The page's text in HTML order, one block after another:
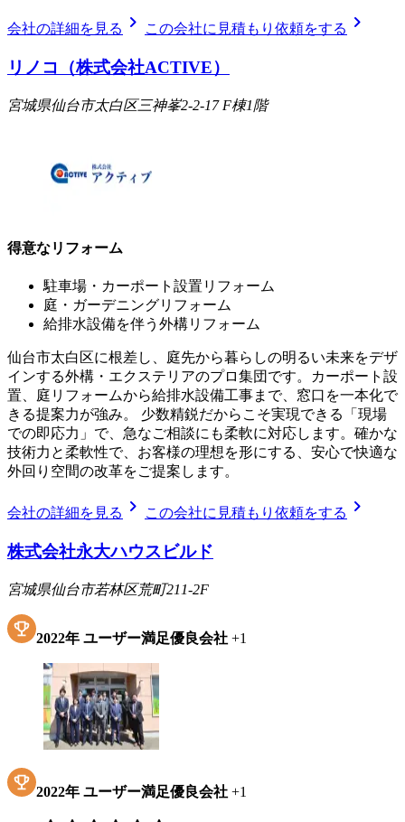
会社の詳細を見る chevron_right この会社に見積もり依頼をする chevron_right
リノコ（株式会社ACTIVE）
宮城県仙台市太白区三神峯2-2-17 F棟1階
得意なリフォーム
駐車場・カーポート設置リフォーム
庭・ガーデニングリフォーム
給排水設備を伴う外構リフォーム
仙台市太白区に根差し、庭先から暮らしの明るい未来をデザ
インする外構・エクステリアのプロ集団です。カーポート設
置、庭リフォームから給排水設備工事まで、窓口を一本化で
きる提案力が強み。 少数精鋭だからこそ実現できる「現場
での即応力」で、急なご相談にも柔軟に対応します。確かな
技術力と柔軟性で、お客様の理想を形にする、安心で快適な
外回り空間の改革をご提案します。
会社の詳細を見る chevron_right この会社に見積もり依頼をする chevron_right
株式会社永大ハウスビルド
宮城県仙台市若林区荒町211-2F
2022年 ユーザー満足優良会社 +1
2022年 ユーザー満足優良会社 +1